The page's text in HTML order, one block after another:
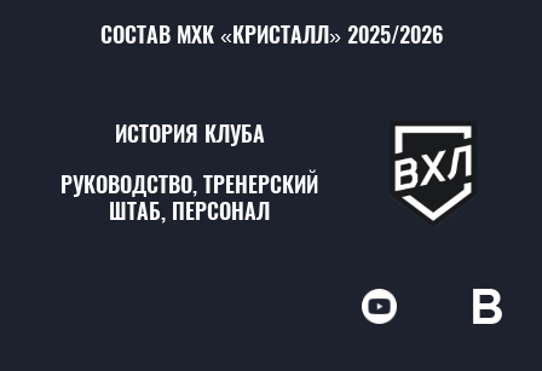
СОСТАВ МХК «КРИСТАЛЛ» 2025/2026
ИСТОРИЯ КЛУБА
РУКОВОДСТВО, ТРЕНЕРСКИЙ
ШТАБ, ПЕРСОНАЛ